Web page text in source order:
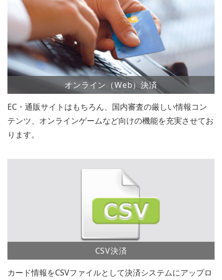
オンライン（Web）決済
EC・通販サイトはもちろん、国内審査の厳しい情報コン
テンツ、オンラインゲームなど向けの機能を充実させてお
ります。
CSV決済
カード情報をCSVファイルとして決済システムにアップロ